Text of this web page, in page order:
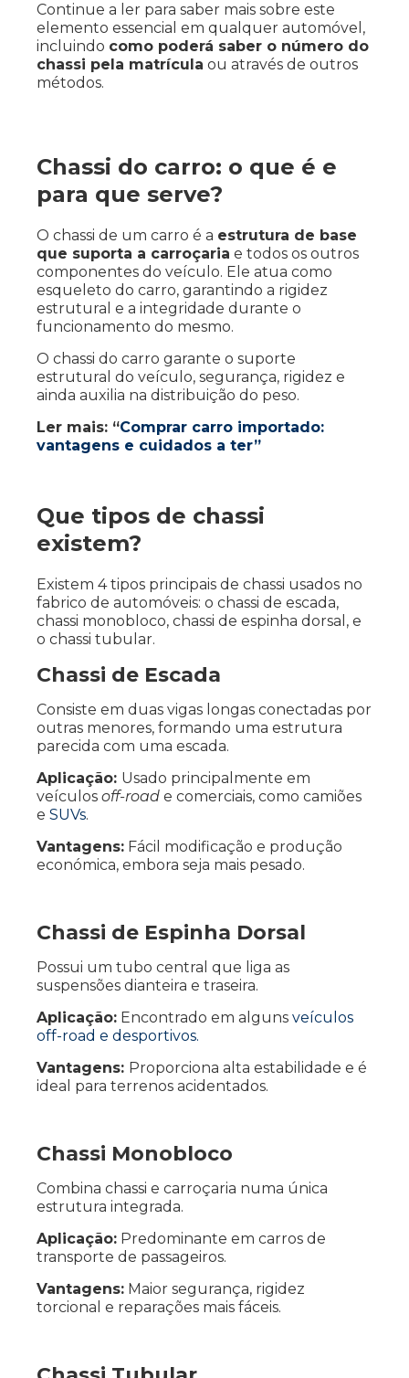
Continue a ler para saber mais sobre este
elemento essencial em qualquer automóvel,
incluindo como poderá saber o número do
chassi pela matrícula ou através de outros
métodos.
Chassi do carro: o que é e
para que serve?
O chassi de um carro é a estrutura de base
que suporta a carroçaria e todos os outros
componentes do veículo. Ele atua como
esqueleto do carro, garantindo a rigidez
estrutural e a integridade durante o
funcionamento do mesmo.
O chassi do carro garante o suporte
estrutural do veículo, segurança, rigidez e
ainda auxilia na distribuição do peso.
Ler mais: “Comprar carro importado:
vantagens e cuidados a ter”
Que tipos de chassi
existem?
Existem 4 tipos principais de chassi usados no
fabrico de automóveis: o chassi de escada,
chassi monobloco, chassi de espinha dorsal, e
o chassi tubular.
Chassi de Escada
Consiste em duas vigas longas conectadas por
outras menores, formando uma estrutura
parecida com uma escada.
Aplicação: Usado principalmente em
veículos off-road e comerciais, como camiões
e SUVs.
Vantagens: Fácil modificação e produção
económica, embora seja mais pesado.
Chassi de Espinha Dorsal
Possui um tubo central que liga as
suspensões dianteira e traseira.
Aplicação: Encontrado em alguns veículos
off-road e desportivos.
Vantagens: Proporciona alta estabilidade e é
ideal para terrenos acidentados.
Chassi Monobloco
Combina chassi e carroçaria numa única
estrutura integrada.
Aplicação: Predominante em carros de
transporte de passageiros.
Vantagens: Maior segurança, rigidez
torcional e reparações mais fáceis.